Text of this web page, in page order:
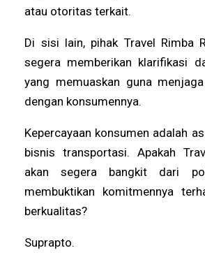
atau otoritas terkait.
Di sisi lain, pihak Travel Rimba
segera memberikan klarifikasi
yang memuaskan guna
dengan konsumennya.
Kepercayaan konsumen adalah
bisnis transportasi. Apakah
akan segera bangkit dari
membuktikan komitmennya
berkualitas?
Suprapto.